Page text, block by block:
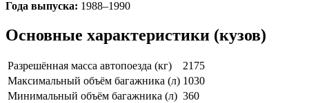
Года выпуска: 1988–1990
Основные характеристики (кузов)
Разрешённая масса автопоезда (кг)
2175
Максимальный объём багажника (л) 1030
Минимальный объём багажника (л) 360